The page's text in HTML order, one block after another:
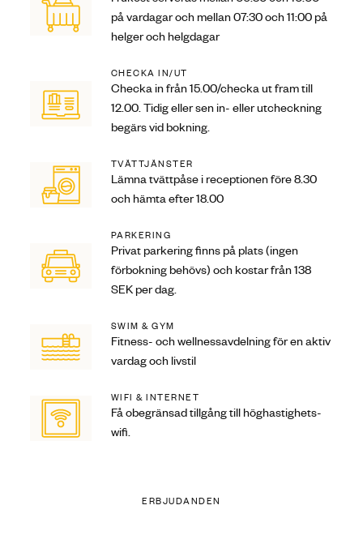
på vardagar och mellan 07:30 och 11:00 på
helger och helgdagar
CHECKA IN/UT
Checka in från 15.00/checka ut fram till
12.00. Tidig eller sen in- eller utcheckning
begärs vid bokning.
TVÄTTJÄNSTER
Lämna tvättpåse i receptionen före 8.30
och hämta efter 18.00
PARKERING
Privat parkering finns på plats (ingen
förbokning behövs) och kostar från 138
SEK per dag.
SWIM & GYM
Fitness- och wellnessavdelning för en aktiv
vardag och livstil
WIFI & INTERNET
Få obegränsad tillgång till höghastighets-
wifi.
ERBJUDANDEN